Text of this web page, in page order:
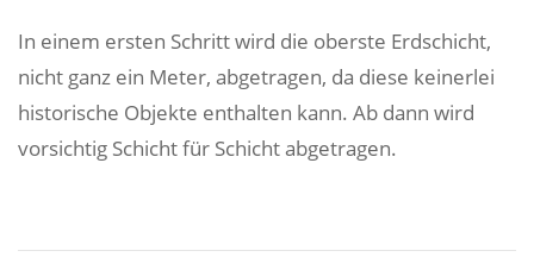
In einem ersten Schritt wird die oberste Erdschicht,
nicht ganz ein Meter, abgetragen, da diese keinerlei
historische Objekte enthalten kann. Ab dann wird
vorsichtig Schicht für Schicht abgetragen.